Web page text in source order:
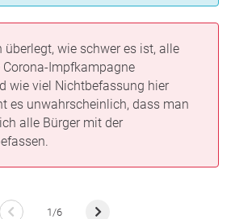
überlegt, wie schwer es ist, alle
Corona-Impfkampagne
wie viel Nichtbefassung hier
es unwahrscheinlich, dass man
alle Bürger mit der
1/6